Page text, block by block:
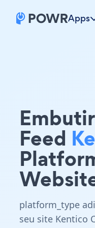
Apps
Feed
platform_type
seu site Kentico